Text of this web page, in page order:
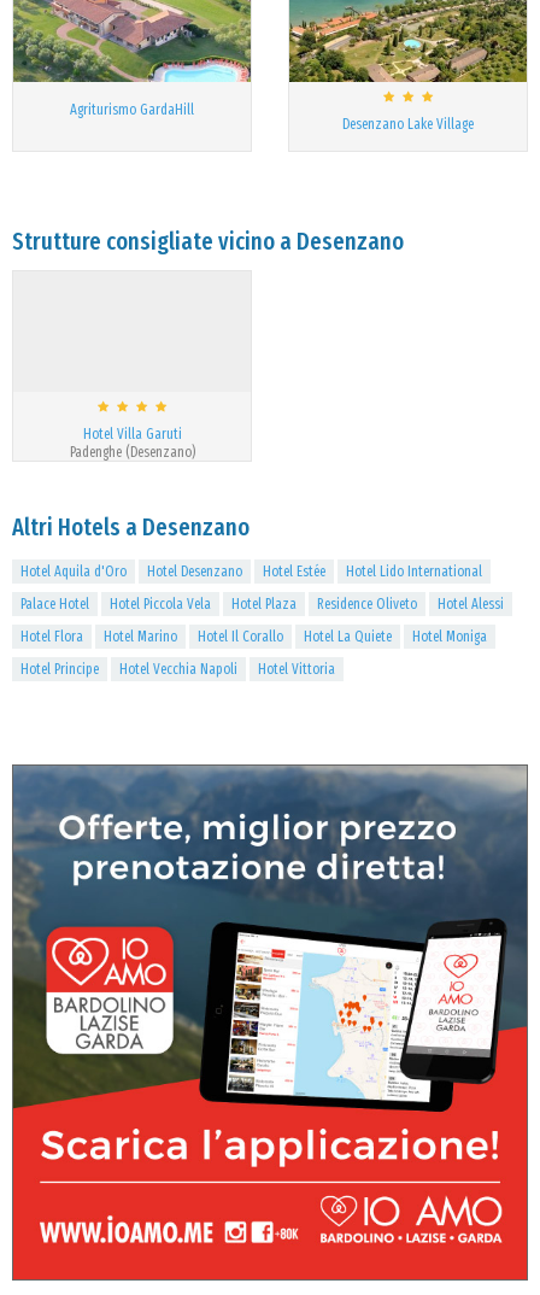
Agriturismo GardaHill
Desenzano Lake Village
Strutture consigliate vicino a Desenzano
Hotel Villa Garuti
Padenghe (Desenzano)
Altri Hotels a Desenzano
Hotel Aquila d'Oro Hotel Desenzano Hotel Estée
Hotel Lido International
Palace Hotel
Hotel Piccola Vela Hotel Plaza Residence Oliveto
Hotel Alessi
Hotel Flora
Hotel Marino Hotel Il Corallo Hotel La Quiete
Hotel Moniga
Hotel Principe
Hotel Vecchia Napoli Hotel Vittoria